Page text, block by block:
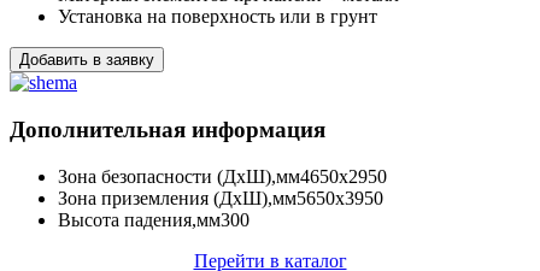
Установка на поверхность или в грунт
Добавить в заявку
Дополнительная информация
Зона безопасности (ДхШ),мм4650х2950
Зона приземления (ДхШ),мм5650х3950
Высота падения,мм300
Перейти в каталог